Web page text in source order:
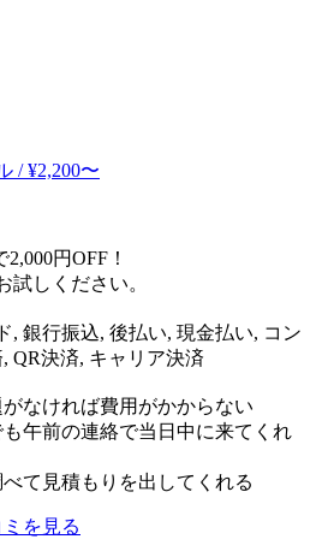
/ ¥2,200〜
2,000円OFF！
試しください。
, 銀行振込, 後払い, 現金払い, コン
QR決済, キャリア決済
なければ費用がかからない
午前の連絡で当日中に来てくれ
て見積もりを出してくれる
を見る